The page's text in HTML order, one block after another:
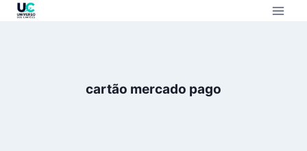
cartão mercado pago